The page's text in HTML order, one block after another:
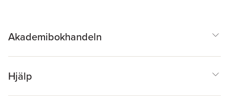
Akademibokhandeln
Hjälp